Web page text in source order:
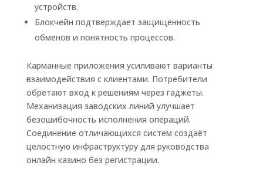
устройств.
Блокчейн подтверждает защищенность
обменов и понятность процессов.
Карманные приложения усиливают варианты
взаимодействия с клиентами. Потребители
обретают вход к решениям через гаджеты.
Механизация заводских линий улучшает
безошибочность исполнения операций.
Соединение отличающихся систем создаёт
целостную инфраструктуру для руководства
онлайн казино без регистрации.